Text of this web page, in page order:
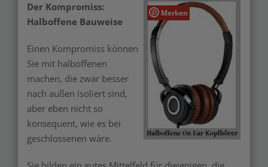
Merken
Der Kompromiss:
Halboffene Bauweise
Einen Kompromiss können
Sie mit halboffenen
machen, die zwar besser
nach außen isoliert sind,
aber eben nicht so
konsequent, wie es bei
geschlossenen wäre.